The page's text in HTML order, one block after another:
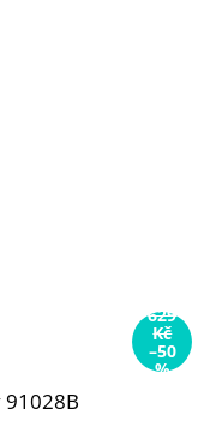
629
Kč
–50
%
91028B